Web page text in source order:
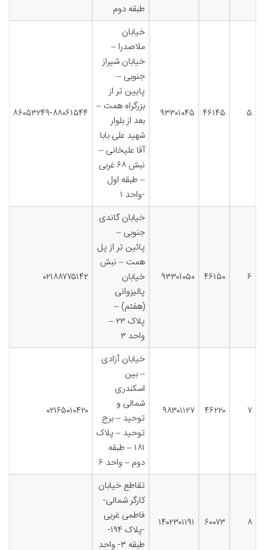
طبقه دوم
۵ ۴۶۱۴۵ ۹۳۳۰۱۰۴۵
خیابان
ملاصدرا –
خیابان شیراز
جنوبی –
پایین تر از
بزرگراه همت –
بعد از بلوار
شهید علی بابا
آقا علیخانی –
نبش ۶۸ غربی
– طبقه اول
-واحد ۱
۸۶۰۵۳۲۴۹-۸۸۰۶۱۵۴۴
۶ ۴۶۱۵۰ ۹۳۳۰۱۰۵۰
خیابان گاندی
جنوبی –
پائین تر از پل
همت – نبش
خیابان
پالیزوانی
(هفتم) –
پلاک ۲۳ –
واحد ۳
۰۲۱۸۸۷۷۵۱۴۲
۷ ۴۶۲۲۰ ۹۸۳۰۱۱۲۷
خیابان آزادی
– بین
اسکندری
شمالی و
توحید – برج
توحید – پلاک
۱۸۱ – طبقه
دوم – واحد ۶
۰۲۱۶۵۰۱۰۴۲۰
۸ ۶۰۰۷۳ ۱۴۰۲۳۰۱۱۹۱
تقاطع خیابان
کارگر شمالی-
فاطمی غربی
-پلاک ۱۹۴-
طبقه ۳- واحد